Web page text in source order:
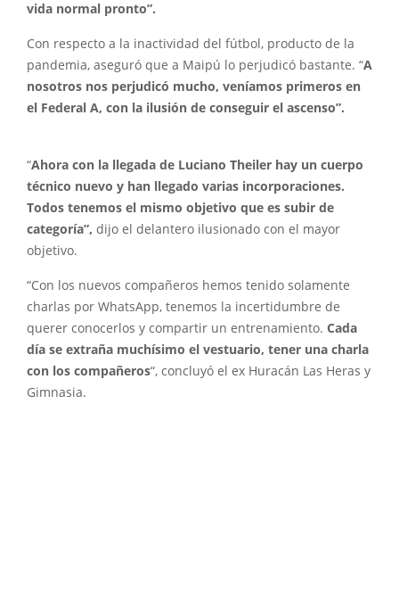
vida normal pronto”.
Con respecto a la inactividad del fútbol, producto de la
pandemia, aseguró que a Maipú lo perjudicó bastante. “A
nosotros nos perjudicó mucho, veníamos primeros en
el Federal A, con la ilusión de conseguir el ascenso”.
“Ahora con la llegada de Luciano Theiler hay un cuerpo
técnico nuevo y han llegado varias incorporaciones.
Todos tenemos el mismo objetivo que es subir de
categoría”, dijo el delantero ilusionado con el mayor
objetivo.
“Con los nuevos compañeros hemos tenido solamente
charlas por WhatsApp, tenemos la incertidumbre de
querer conocerlos y compartir un entrenamiento. Cada
día se extraña muchísimo el vestuario, tener una charla
con los compañeros“, concluyó el ex Huracán Las Heras y
Gimnasia.